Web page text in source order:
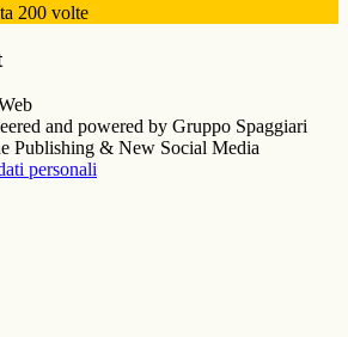
200 volte
and powered by Gruppo Spaggiari
Publishing & New Social Media
personali